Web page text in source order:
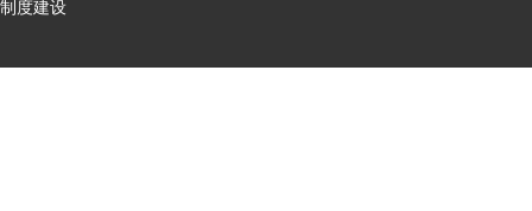
制度建设